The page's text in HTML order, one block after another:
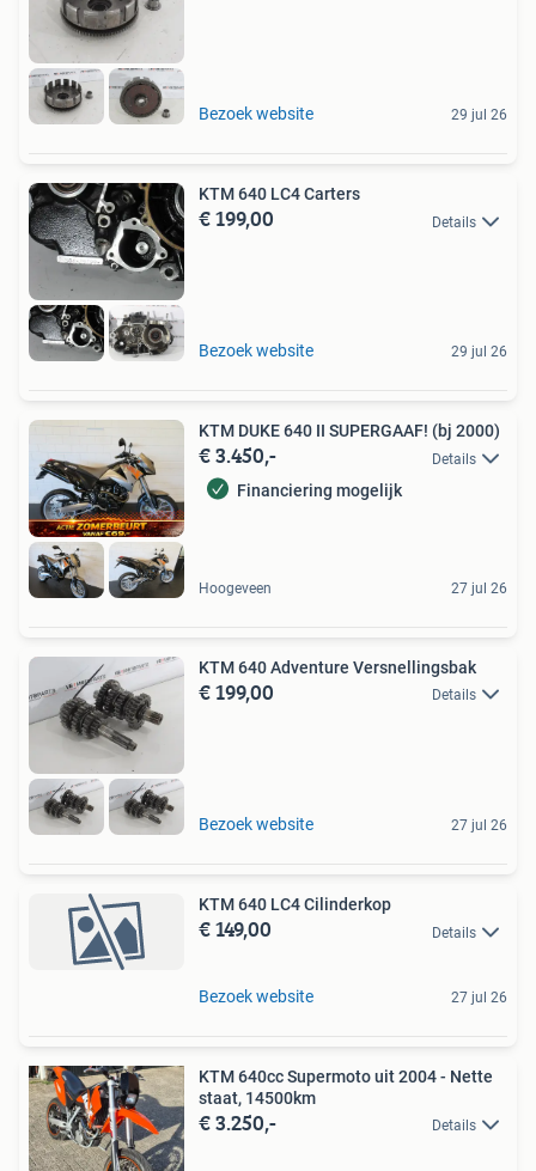
Bezoek website 29 jul 26
KTM 640 LC4 Carters
€ 199,00 Details
Bezoek website 29 jul 26
KTM DUKE 640 II SUPERGAAF! (bj 2000)
€ 3.450,- Details
Financiering mogelijk
Hoogeveen 27 jul 26
KTM 640 Adventure Versnellingsbak
€ 199,00 Details
Bezoek website 27 jul 26
KTM 640 LC4 Cilinderkop
€ 149,00 Details
Bezoek website 27 jul 26
KTM 640cc Supermoto uit 2004 - Nette
staat, 14500km
€ 3.250,- Details